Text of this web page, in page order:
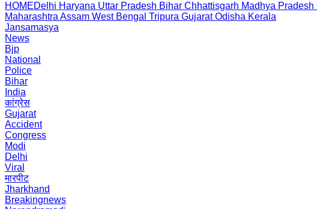
HOMEDelhi Haryana Uttar Pradesh Bihar Chhattisgarh Madhya Pradesh
Maharashtra Assam West Bengal Tripura Gujarat Odisha Kerala
Jansamasya
News
Bjp
National
Police
Bihar
India
कांग्रेस
Gujarat
Accident
Congress
Modi
Delhi
Viral
मारपीट
Jharkhand
Breakingnews